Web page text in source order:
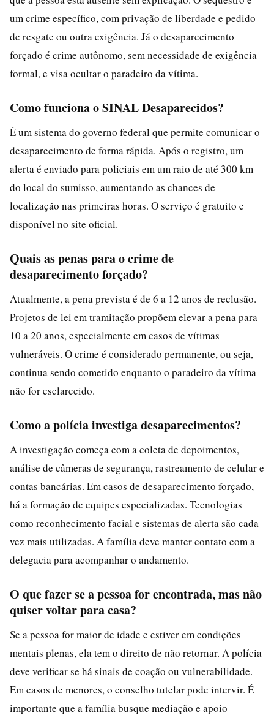
um crime específico, com privação de liberdade e pedido
de resgate ou outra exigência. Já o desaparecimento
forçado é crime autônomo, sem necessidade de exigência
formal, e visa ocultar o paradeiro da vítima.
Como funciona o SINAL Desaparecidos?
É um sistema do governo federal que permite comunicar o
desaparecimento de forma rápida. Após o registro, um
alerta é enviado para policiais em um raio de até 300 km
do local do sumisso, aumentando as chances de
localização nas primeiras horas. O serviço é gratuito e
disponível no site oficial.
Quais as penas para o crime de
desaparecimento forçado?
Atualmente, a pena prevista é de 6 a 12 anos de reclusão.
Projetos de lei em tramitação propõem elevar a pena para
10 a 20 anos, especialmente em casos de vítimas
vulneráveis. O crime é considerado permanente, ou seja,
continua sendo cometido enquanto o paradeiro da vítima
não for esclarecido.
Como a polícia investiga desaparecimentos?
A investigação começa com a coleta de depoimentos,
análise de câmeras de segurança, rastreamento de celular e
contas bancárias. Em casos de desaparecimento forçado,
há a formação de equipes especializadas. Tecnologias
como reconhecimento facial e sistemas de alerta são cada
vez mais utilizadas. A família deve manter contato com a
delegacia para acompanhar o andamento.
O que fazer se a pessoa for encontrada, mas não
quiser voltar para casa?
Se a pessoa for maior de idade e estiver em condições
mentais plenas, ela tem o direito de não retornar. A polícia
deve verificar se há sinais de coação ou vulnerabilidade.
Em casos de menores, o conselho tutelar pode intervir. É
importante que a família busque mediação e apoio